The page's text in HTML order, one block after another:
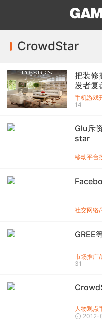
CrowdStar
把装修
发者复
手机游戏
14
Glu斥
star
移动平台
社交网络/
GREE
市场推广/
31
人物观点
2012-